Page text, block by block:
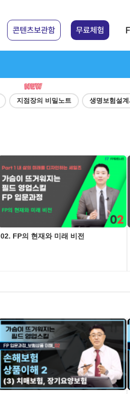
콘텐츠보관함 무료체험
지점장의 비밀노트 생명보험설
02. FP의 현재와 미래 비전